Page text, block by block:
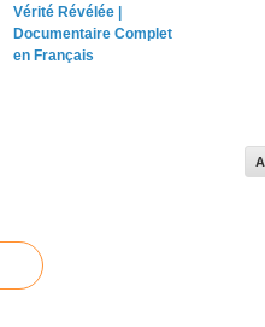
Vérité Révélée |
Documentaire Complet
en Français